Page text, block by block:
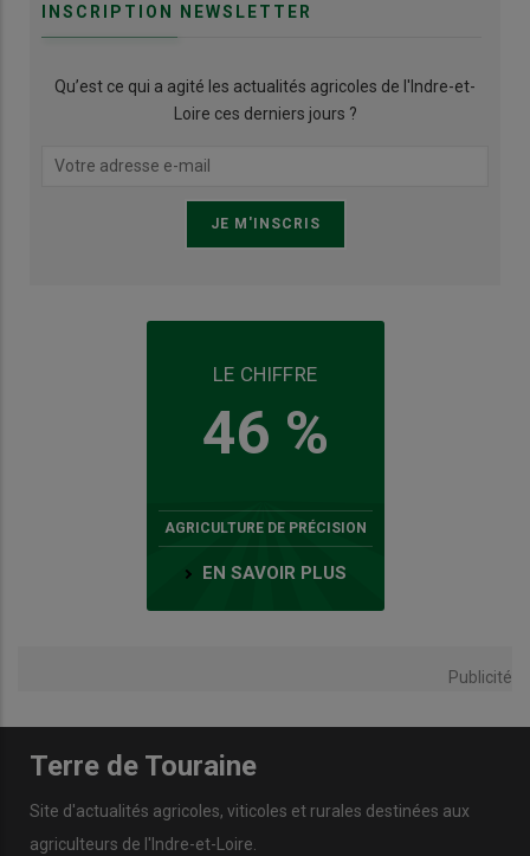
INSCRIPTION NEWSLETTER
Qu’est ce qui a agité les actualités agricoles de l'Indre-et-
Loire ces derniers jours ?
LE CHIFFRE
46 %
AGRICULTURE DE PRÉCISION
EN SAVOIR PLUS
Publicité
Terre de Touraine
Site d'actualités agricoles, viticoles et rurales destinées aux
agriculteurs de l'Indre-et-Loire.